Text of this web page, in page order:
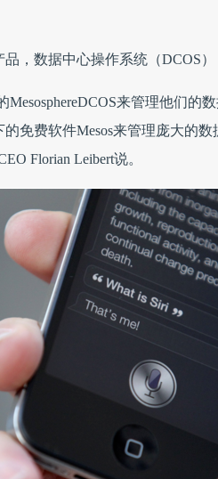
品，数据中心操作系统（DCOS
MesosphereDCOS来管理他们
的免费软件Mesos来管理庞大的
Florian Leibert说。